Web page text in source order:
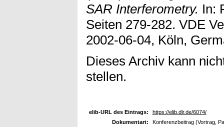
SAR Interferometry. In:
Seiten 279-282. VDE
2002-06-04, Köln,
Dieses Archiv kann
stellen.
elib-URL des Eintrags:
https://elib.dlr.de/6074/
Dokumentart:
Konferenzbeitrag (Vortrag,